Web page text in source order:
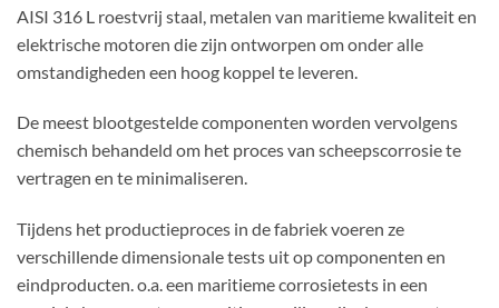
AISI 316 L roestvrij staal, metalen van maritieme kwaliteit en
elektrische motoren die zijn ontworpen om onder alle
omstandigheden een hoog koppel te leveren.
De meest blootgestelde componenten worden vervolgens
chemisch behandeld om het proces van scheepscorrosie te
vertragen en te minimaliseren.
Tijdens het productieproces in de fabriek voeren ze
verschillende dimensionale tests uit op componenten en
eindproducten. o.a. een maritieme corrosietests in een